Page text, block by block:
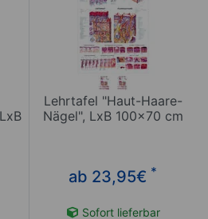
Lehrtafel "Haut-Haare-
Nägel", LxB 100x70 cm
ab 23,95€ *
Sofort lieferbar